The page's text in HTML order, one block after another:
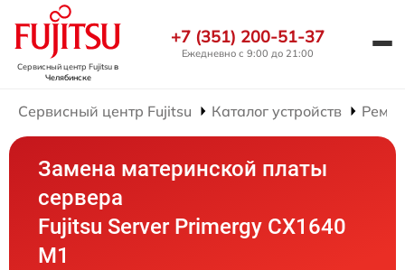
Сервисный центр Fujitsuв
Челябинске
+7 (351) 200-51-37
Ежедневно с 9:00 до 21:00
Сервисный центр Fujitsu Каталог устройств
Замена материнской платы
сервера
Fujitsu Server Primergy CX1640
M1